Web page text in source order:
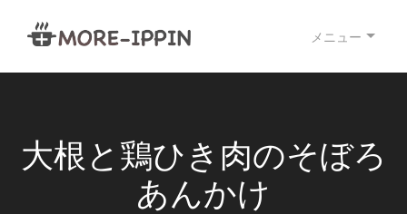
メニュー
大根と鶏ひき肉のそぼろ
あんかけ